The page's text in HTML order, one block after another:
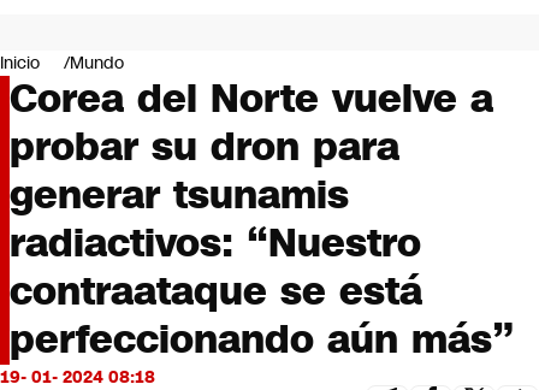
Negocios
Deportes
Programas completos
Cultura
Servicios
Bits
CNN Data
CNN tiempo
Futuro 360
Opinión
Inicio Mundo
Corea del Norte vuelve a
probar su dron para
generar tsunamis
radiactivos: “Nuestro
contraataque se está
perfeccionando aún más”
19- 01- 2024 08:18